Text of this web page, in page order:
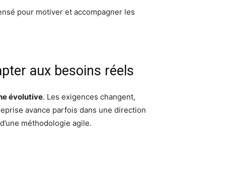
pour motiver et accompagner les
aux besoins réels
évolutive. Les exigences changent,
avance parfois dans une direction
méthodologie agile.